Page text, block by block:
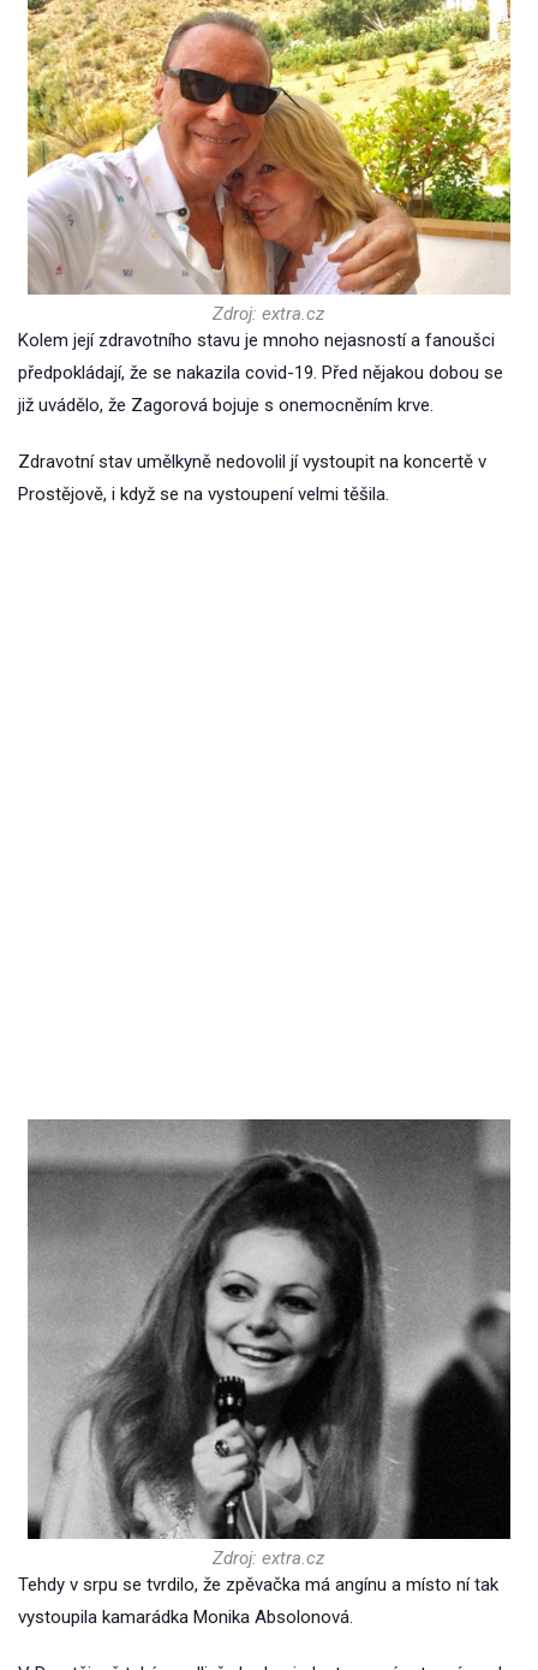
Zdroj: extra.cz
Kolem její zdravotního stavu je mnoho nejasností a fanoušci
předpokládají, že se nakazila covid-19. Před nějakou dobou se
již uvádělo, že Zagorová bojuje s onemocněním krve.
Zdravotní stav umělkyně nedovolil jí vystoupit na koncertě v
Prostějově, i když se na vystoupení velmi těšila.
Zdroj: extra.cz
Tehdy v srpu se tvrdilo, že zpěvačka má angínu a místo ní tak
vystoupila kamarádka Monika Absolonová.